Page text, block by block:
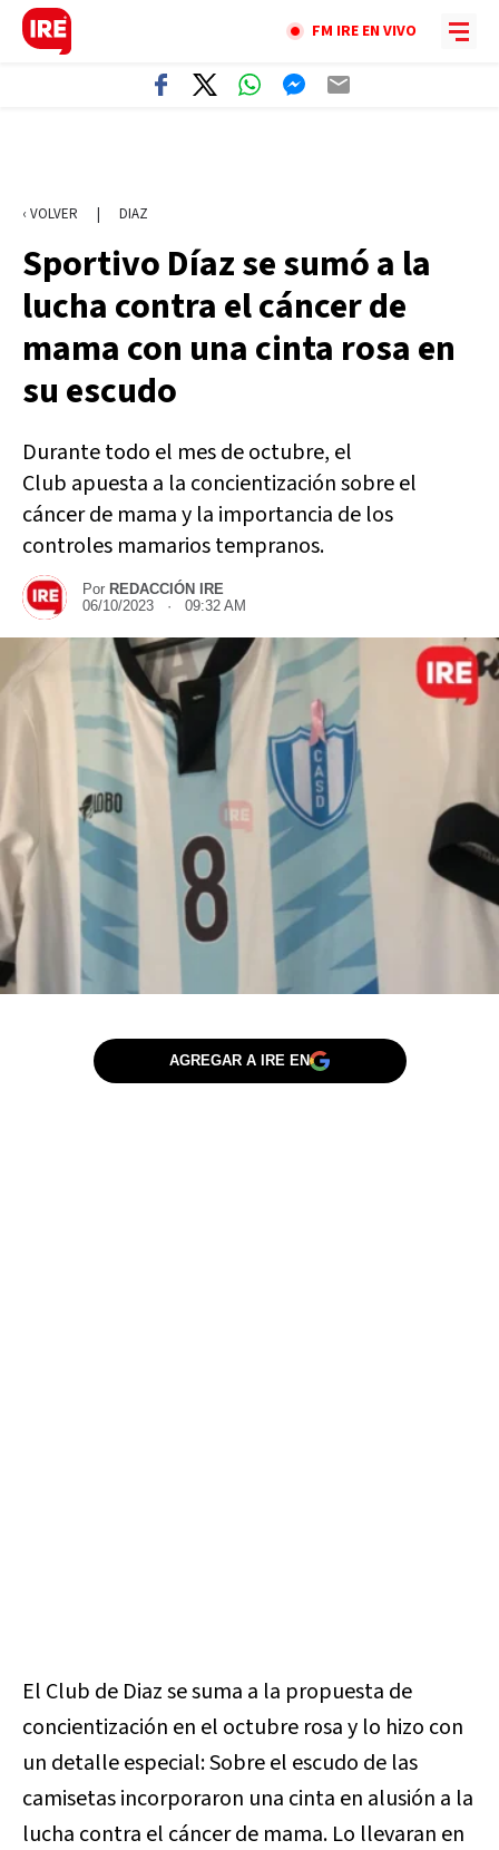
FM IRE EN VIVO
‹ VOLVER | DIAZ
Sportivo Díaz se sumó a la
lucha contra el cáncer de
mama con una cinta rosa en
su escudo
Durante todo el mes de octubre, el
Club apuesta a la concientización sobre el
cáncer de mama y la importancia de los
controles mamarios tempranos.
Por REDACCIÓN IRE
06/10/2023 · 09:32 AM
AGREGAR A IRE EN
El Club de Diaz se suma a la propuesta de
concientización en el octubre rosa y lo hizo con
un detalle especial: Sobre el escudo de las
camisetas incorporaron una cinta en alusión a la
lucha contra el cáncer de mama. Lo llevaran en